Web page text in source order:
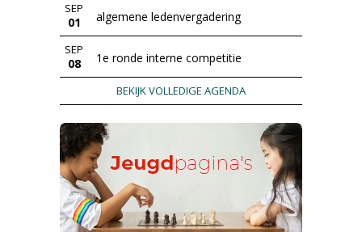
SEP
01 algemene ledenvergadering
SEP
08 1e ronde interne competitie
BEKIJK VOLLEDIGE AGENDA